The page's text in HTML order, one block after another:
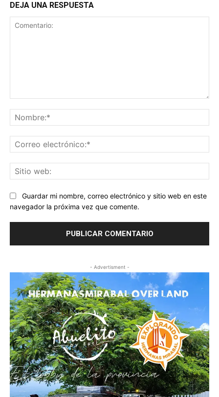
DEJA UNA RESPUESTA
Guardar mi nombre, correo electrónico y sitio web en este
navegador la próxima vez que comente.
- Advertisment -